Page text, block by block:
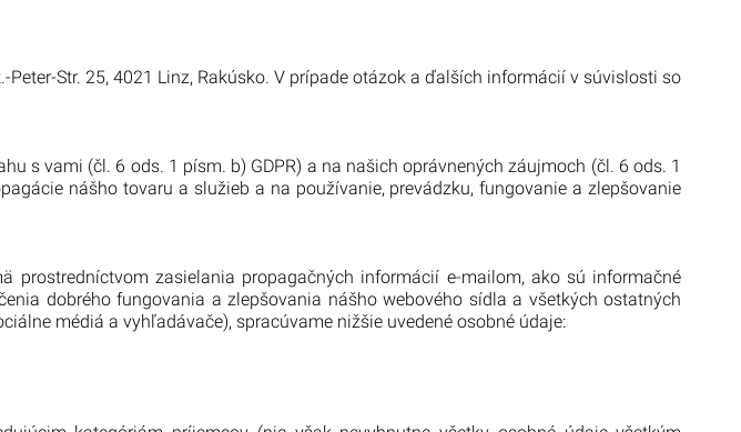
Str. 25, 4021 Linz, Rakúsko. V prípade otázok a ďalších informácií v súvislosti so
s vami (čl. 6 ods. 1 písm. b) GDPR) a na našich oprávnených záujmoch (čl. 6 ods. 1
nášho tovaru a služieb a na používanie, prevádzku, fungovanie a zlepšovanie
zasielania propagačných informácií e-mailom, ako sú informačné
dobrého fungovania a zlepšovania nášho webového sídla a všetkých ostatných
médiá a vyhľadávače), spracúvame nižšie uvedené osobné údaje: